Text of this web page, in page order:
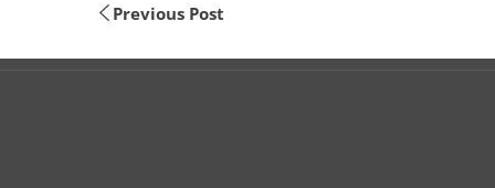
Previous Post